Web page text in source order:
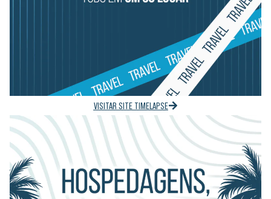
VISITAR SITE TIMELAPSE